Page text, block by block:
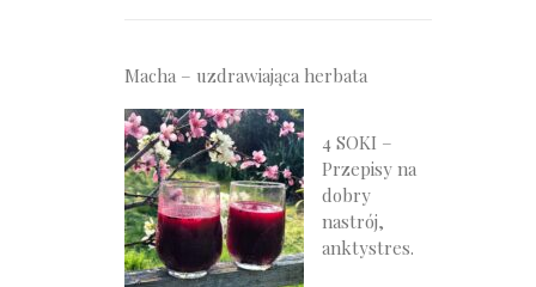
Macha – uzdrawiająca herbata
4 SOKI –
Przepisy na
dobry
nastrój,
anktystres.